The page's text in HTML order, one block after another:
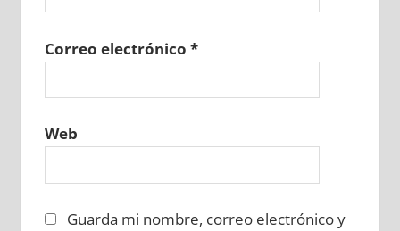
Correo electrónico *
Web
Guarda mi nombre, correo electrónico y